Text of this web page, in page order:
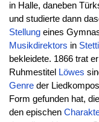
in Halle, daneben
und studierte dann
Stellungeines
Musikdirektors in
bekleidete. 1866 trat
Ruhmestitel Löwes
Genreder
Form gefunden hat,
den epischen